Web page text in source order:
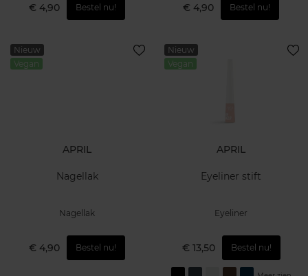
€ 4,90 Bestel nu! € 4,90 Bestel nu!
Nieuw
Vegan
APRIL
Nagellak
Nagellak
€ 4,90 Bestel nu!
Nieuw
Vegan
APRIL
Eyeliner stift
Eyeliner
€ 13,50 Bestel nu!